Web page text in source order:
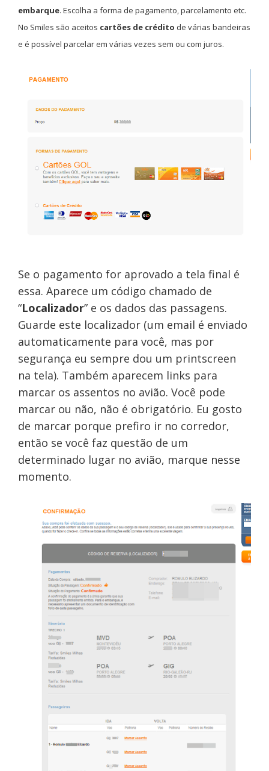
embarque. Escolha a forma de pagamento, parcelamento etc.
No Smiles são aceitos cartões de crédito de várias bandeiras
e é possível parcelar em várias vezes sem ou com juros.
Se o pagamento for aprovado a tela final é
essa. Aparece um código chamado de
“Localizador” e os dados das passagens.
Guarde este localizador (um email é enviado
automaticamente para você, mas por
segurança eu sempre dou um printscreen
na tela). Também aparecem links para
marcar os assentos no avião. Você pode
marcar ou não, não é obrigatório. Eu gosto
de marcar porque prefiro ir no corredor,
então se você faz questão de um
determinado lugar no avião, marque nesse
momento.